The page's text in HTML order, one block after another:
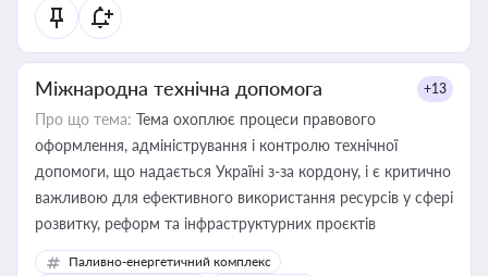
Міжнародна технічна допомога +13
Про що тема: Тема охоплює процеси правового
оформлення, адміністрування і контролю технічної
допомоги, що надається Україні з-за кордону, і є критично
важливою для ефективного використання ресурсів у сфері
розвитку, реформ та інфраструктурних проєктів
Паливно-енергетичний комплекс